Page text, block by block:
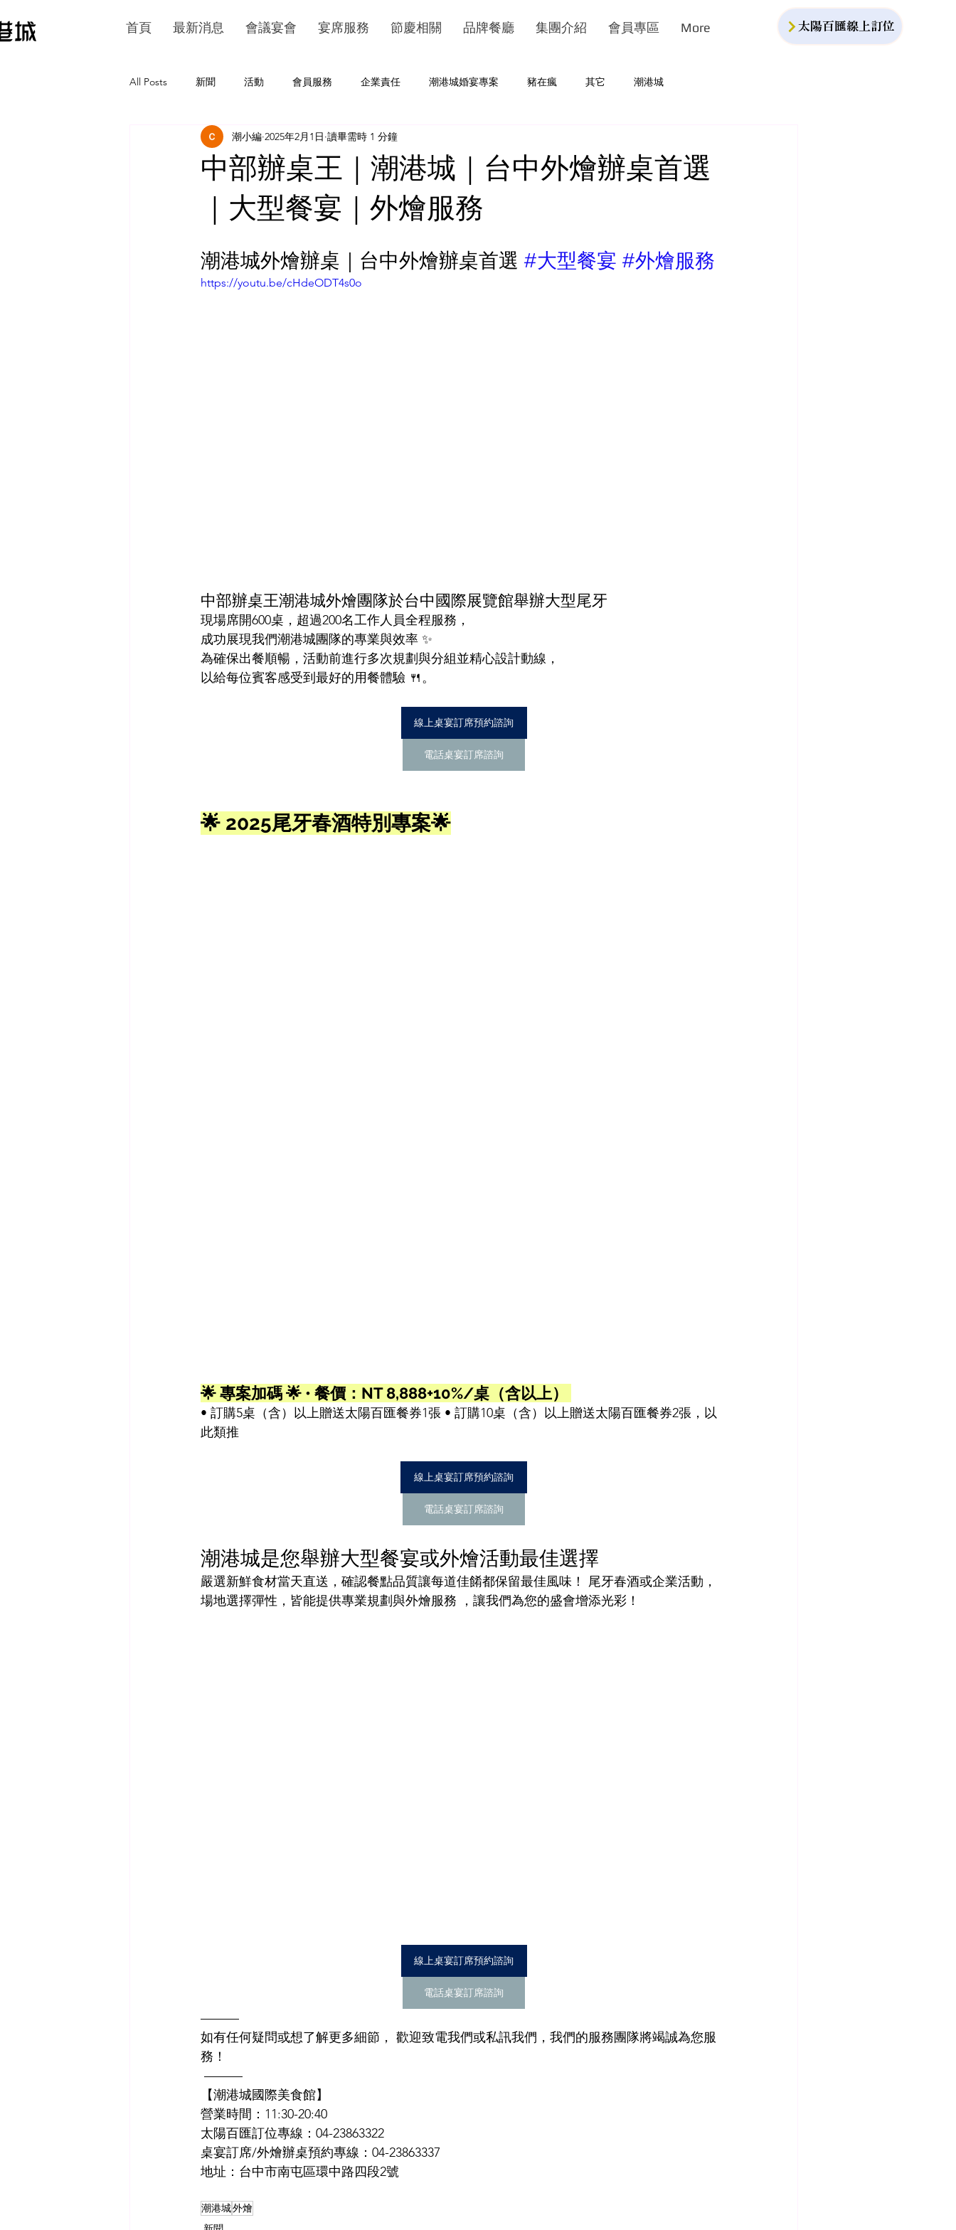
首頁 最新消息 會議宴會 宴席服務 節慶相關 品牌餐廳 集團介紹 會員專區 More 太陽百匯線上訂位
All Posts 新聞 活動 會員服務 企業責任 潮港城婚宴專案 豬在瘋 其它 潮港城
中部辦桌王｜潮港城｜台中外燴辦桌首選
｜大型餐宴｜外燴服務
潮小編 2025年2月1日 讀畢需時 1 分鐘
潮港城外燴辦桌｜台中外燴辦桌首選 #大型餐宴 #外燴服務
https://youtu.be/cHdeODT4s0o
中部辦桌王潮港城外燴團隊於台中國際展覽館舉辦大型尾牙
現場席開600桌，超過200名工作人員全程服務，
成功展現我們潮港城團隊的專業與效率 ✨
為確保出餐順暢，活動前進行多次規劃與分組並精心設計動線，
以給每位賓客感受到最好的用餐體驗 🍴。
線上桌宴訂席預約諮詢
電話桌宴訂席諮詢
🌟 2025尾牙春酒特別專案🌟
🌟 專案加碼 🌟 • 餐價：NT 8,888+10%/桌（含以上）
• 訂購5桌（含）以上贈送太陽百匯餐券1張 • 訂購10桌（含）以上贈送太陽百匯餐券2張，以
此類推
線上桌宴訂席預約諮詢
電話桌宴訂席諮詢
潮港城是您舉辦大型餐宴或外燴活動最佳選擇
嚴選新鮮食材當天直送，確認餐點品質讓每道佳餚都保留最佳風味！ 尾牙春酒或企業活動，
場地選擇彈性，皆能提供專業規劃與外燴服務 ，讓我們為您的盛會增添光彩！
線上桌宴訂席預約諮詢
電話桌宴訂席諮詢
———
如有任何疑問或想了解更多細節， 歡迎致電我們或私訊我們，我們的服務團隊將竭誠為您服
務！
———
【潮港城國際美食館】
營業時間：11:30-20:40
太陽百匯訂位專線：04-23863322
桌宴訂席/外燴辦桌預約專線：04-23863337
地址：台中市南屯區環中路四段2號
潮港城外燴